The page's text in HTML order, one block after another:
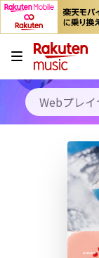
キャンペ
料金プラン
使い方
初回30日間無